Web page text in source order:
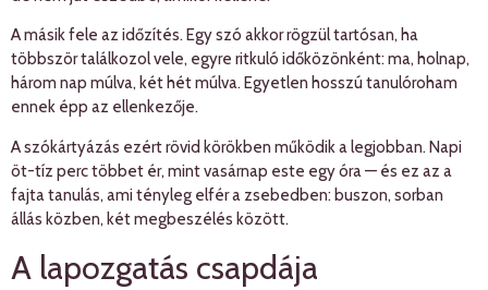
A másik fele az időzítés. Egy szó akkor rögzül tartósan, ha
többször találkozol vele, egyre ritkuló időközönként: ma, holnap,
három nap múlva, két hét múlva. Egyetlen hosszú tanulóroham
ennek épp az ellenkezője.
A szókártyázás ezért rövid körökben működik a legjobban. Napi
öt-tíz perc többet ér, mint vasárnap este egy óra — és ez az a
fajta tanulás, ami tényleg elfér a zsebedben: buszon, sorban
állás közben, két megbeszélés között.
A lapozgatás csapdája